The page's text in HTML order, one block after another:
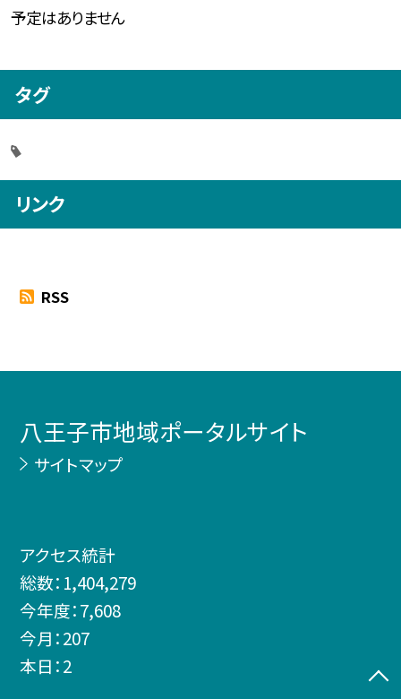
予定はありません
タグ
リンク
RSS
八王子市地域ポータルサイト
サイトマップ
アクセス統計
総数： 1,404,279
今年度：7,608
今月：207
本日：2